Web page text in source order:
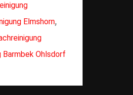
Elmshorn,
Barmbek Ohlsdorf